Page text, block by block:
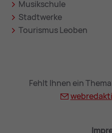
Musikschule
Stadtwerke
Tourismus Leoben
Fehlt Ihnen ein